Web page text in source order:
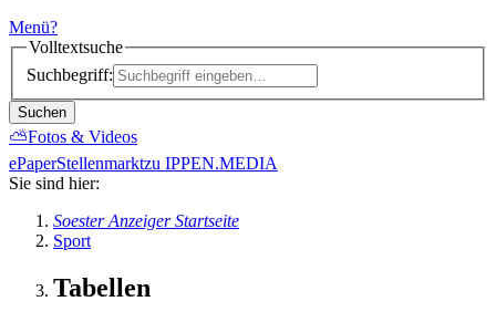
Menü?
Volltextsuche
Suchbegriff:
Suchen
⛅Fotos & Videos
ePaperStellenmarktzu IPPEN.MEDIA
Sie sind hier:
Soester Anzeiger Startseite
Sport
Tabellen